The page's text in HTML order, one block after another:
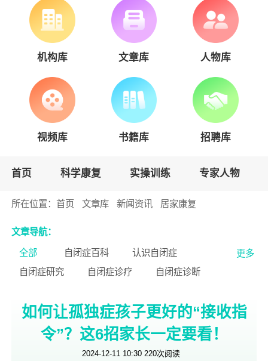
机构库 文章库 人物库
视频库 书籍库 招聘库
首页 科学康复 实操训练 专家人物
所在位置：首页 文章库 新闻资讯 居家康复
文章导航：
全部 自闭症百科
认识自闭症
自闭症研究
自闭症诊疗
自闭症诊断
高功能自闭症
低功能自闭症
阿斯伯格综合征
干预训练
语言训练 感觉统合
注意力
情绪行为 精细动作
更多
如何让孤独症孩子更好的“接收指
令”？这6招家长一定要看！
2024-12-11 10:30 220次阅读